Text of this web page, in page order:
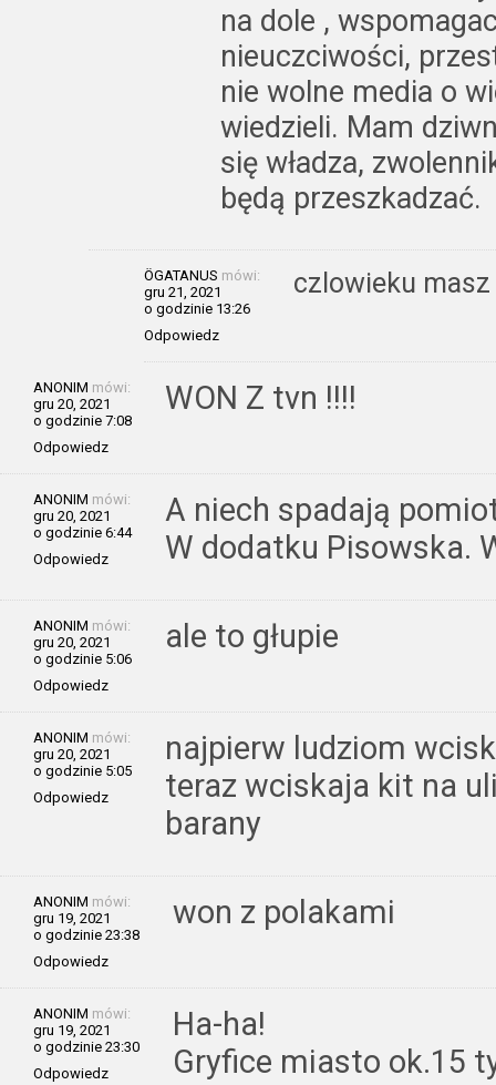
na dole ,
nieuczciwości,
nie wolne media o
wiedzieli. Mam
się władza,
będą przeszkadzać.
ÖGATANUS mówi:
gru 21, 2021
o godzinie 13:26
Odpowiedz
czlowieku
ANONIM mówi:
gru 20, 2021
o godzinie 7:08
Odpowiedz
WON Z tvn !!!!
ANONIM mówi:
gru 20, 2021
o godzinie 6:44
Odpowiedz
A niech spadają
W dodatku Pisowska.
ANONIM mówi:
gru 20, 2021
o godzinie 5:06
Odpowiedz
ale to głupie
ANONIM mówi:
gru 20, 2021
o godzinie 5:05
Odpowiedz
najpierw ludziom
teraz wciskaja kit na
barany
ANONIM mówi:
gru 19, 2021
o godzinie 23:38
Odpowiedz
won z polakami
ANONIM mówi:
gru 19, 2021
o godzinie 23:30
Odpowiedz
Ha-ha!
Gryfice miasto ok.15